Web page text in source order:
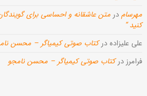
مهرسام در متن عاشقانه و احساسی برای
کنید “
علی علیزاده درکتاب صوتی کیمیاگر – محسن
فرامرز درکتاب صوتی کیمیاگر – محسن نامجو